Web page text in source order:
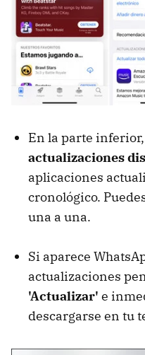
En la parte
actualizaciones
aplicaciones
cronológico.
una a una.
Si aparece
actualizaciones
'Actualizar' e
descargarse en tu